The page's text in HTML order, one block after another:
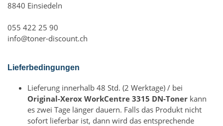
8840 Einsiedeln
055 422 25 90
info@toner-discount.ch
Lieferbedingungen
Lieferung innerhalb 48 Std. (2 Werktage) / bei
Original-Xerox WorkCentre 3315 DN-Toner kann
es zwei Tage länger dauern. Falls das Produkt nicht
sofort lieferbar ist, dann wird das entsprechende